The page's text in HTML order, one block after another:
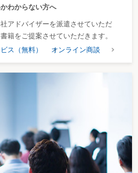
わからない方へ
アドバイザーを派遣させていただ
籍をご提案させていただきます。
ス（無料）
オンライン商談